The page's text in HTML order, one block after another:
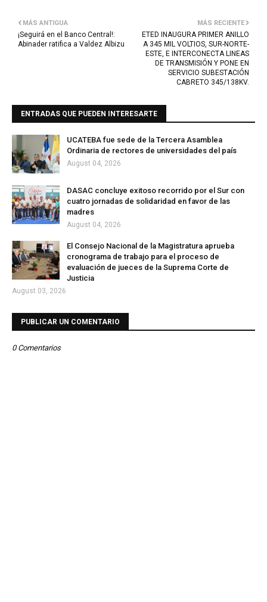
MÁS RECIENTE
ETED INAUGURA PRIMER ANILLO
A 345 MIL VOLTIOS, SUR-NORTE-
ESTE, E INTERCONECTA LINEAS
DE TRANSMISIÓN Y PONE EN
SERVICIO SUBESTACIÓN
CABRETO 345/138KV.
MÁS ANTIGUA
¡Seguirá en el Banco Central!:
Abinader ratifica a Valdez Albizu
ENTRADAS QUE PUEDEN INTERESARTE
UCATEBA fue sede de la Tercera Asamblea
Ordinaria de rectores de universidades del país
August 04, 2026
DASAC concluye exitoso recorrido por el Sur con
cuatro jornadas de solidaridad en favor de las
madres
August 04, 2026
El Consejo Nacional de la Magistratura aprueba
cronograma de trabajo para el proceso de
evaluación de jueces de la Suprema Corte de
Justicia
August 03, 2026
PUBLICAR UN COMENTARIO
0 Comentarios